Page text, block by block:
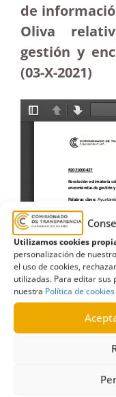
Utilizamos cookies
personalización de
el uso de cookies,
utilizadas. Para editar
nuestra Política de cookies
de
Oliva
gestión y
(03-X-2021)